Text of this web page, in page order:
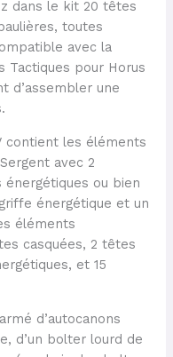
dans le kit 20 têtes
toutes
avec la
Tactiques pour Horus
d’assembler une
contient les éléments
avec 2
ou bien
énergétique et un
éléments
casquées, 2 têtes
et 15
d’autocanons
d’un bolter lourd de